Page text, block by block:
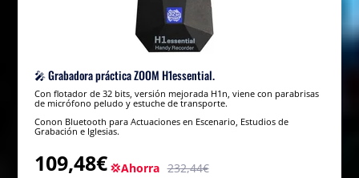
🎤 Grabadora práctica ZOOM H1essential.
Con flotador de 32 bits, versión mejorada H1n, viene con parabrisas
de micrófono peludo y estuche de transporte.
Conon Bluetooth para Actuaciones en Escenario, Estudios de
Grabación e Iglesias.
109,48€ 💢Ahorra 232,44€